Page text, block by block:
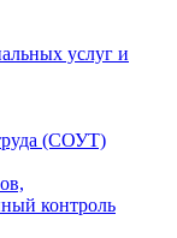
услуг и
(СОУТ)
контроль